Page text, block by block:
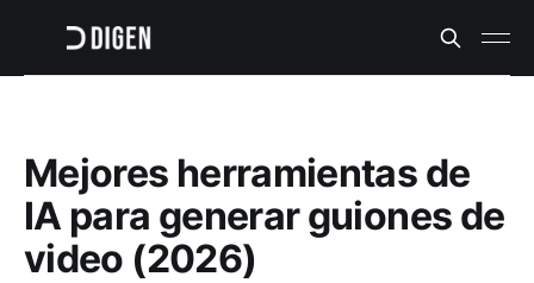
Mejores herramientas de
IA para generar guiones de
video (2026)